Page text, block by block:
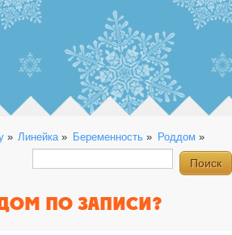
» Линейка » Беременность» Роддом »
ПО ЗАПИСИ?